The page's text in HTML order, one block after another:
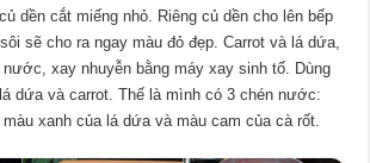
dền cắt miếng nhỏ. Riêng củ dền cho lên bếp
sẽ cho ra ngay màu đỏ đẹp. Carrot và lá dứa,
xay nhuyễn bằng máy xay sinh tố. Dùng
dứa và carrot. Thế là mình có 3 chén nước:
xanh của lá dứa và màu cam của cà rốt.